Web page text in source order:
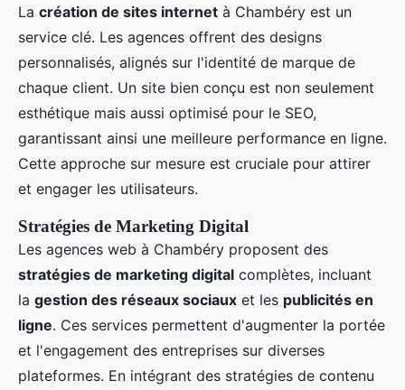
La création de sites internet à Chambéry est un
service clé. Les agences offrent des designs
personnalisés, alignés sur l'identité de marque de
chaque client. Un site bien conçu est non seulement
esthétique mais aussi optimisé pour le SEO,
garantissant ainsi une meilleure performance en ligne.
Cette approche sur mesure est cruciale pour attirer
et engager les utilisateurs.
Stratégies de Marketing Digital
Les agences web à Chambéry proposent des
stratégies de marketing digital complètes, incluant
la gestion des réseaux sociaux et les publicités en
ligne. Ces services permettent d'augmenter la portée
et l'engagement des entreprises sur diverses
plateformes. En intégrant des stratégies de contenu